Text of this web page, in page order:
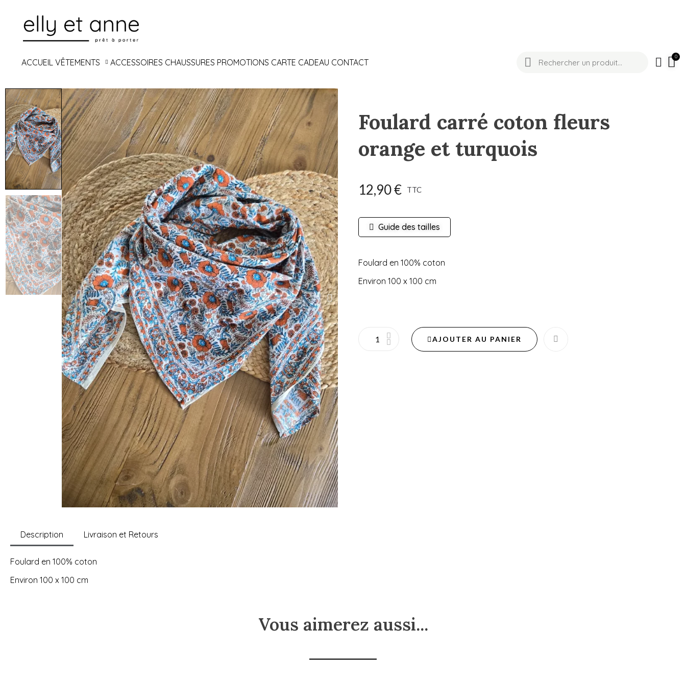
ACCUEIL VÊTEMENTS ACCESSOIRES CHAUSSURES PROMOTIONS CARTE CADEAU CONTACT
Foulard carré coton fleurs
orange et turquois
12,90 € TTC
Guide des tailles
Foulard en 100% coton
Environ 100 x 100 cm
AJOUTER AU PANIER
Description Livraison et Retours
Foulard en 100% coton
Environ 100 x 100 cm
Vous aimerez aussi...